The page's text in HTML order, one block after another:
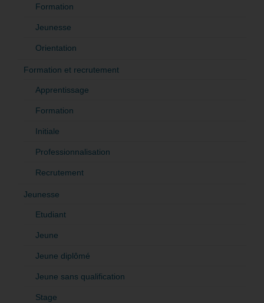
Formation
Jeunesse
Orientation
Formation et recrutement
Apprentissage
Formation
Initiale
Professionnalisation
Recrutement
Jeunesse
Etudiant
Jeune
Jeune diplômé
Jeune sans qualification
Stage